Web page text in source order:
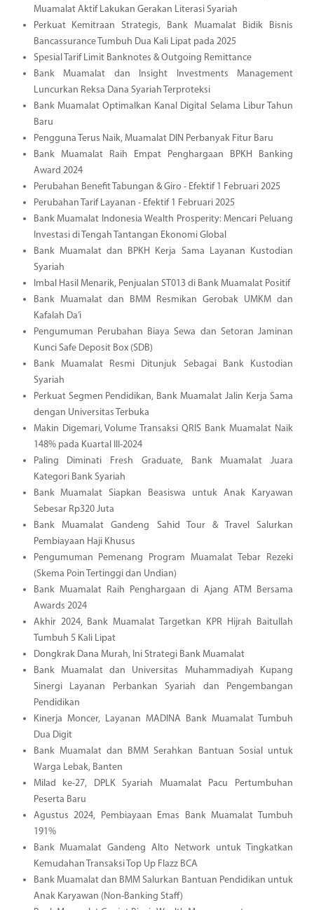
Muamalat Aktif Lakukan Gerakan Literasi Syariah
Perkuat Kemitraan Strategis, Bank Muamalat Bidik Bisnis
Bancassurance Tumbuh Dua Kali Lipat pada 2025
Spesial Tarif Limit Banknotes & Outgoing Remittance
Bank Muamalat dan Insight Investments Management
Luncurkan Reksa Dana Syariah Terproteksi
Bank Muamalat Optimalkan Kanal Digital Selama Libur Tahun
Baru
Pengguna Terus Naik, Muamalat DIN Perbanyak Fitur Baru
Bank Muamalat Raih Empat Penghargaan BPKH Banking
Award 2024
Perubahan Benefit Tabungan & Giro - Efektif 1 Februari 2025
Perubahan Tarif Layanan - Efektif 1 Februari 2025
Bank Muamalat Indonesia Wealth Prosperity: Mencari Peluang
Investasi di Tengah Tantangan Ekonomi Global
Bank Muamalat dan BPKH Kerja Sama Layanan Kustodian
Syariah
Imbal Hasil Menarik, Penjualan ST013 di Bank Muamalat Positif
Bank Muamalat dan BMM Resmikan Gerobak UMKM dan
Kafalah Da’i
Pengumuman Perubahan Biaya Sewa dan Setoran Jaminan
Kunci Safe Deposit Box (SDB)
Bank Muamalat Resmi Ditunjuk Sebagai Bank Kustodian
Syariah
Perkuat Segmen Pendidikan, Bank Muamalat Jalin Kerja Sama
dengan Universitas Terbuka
Makin Digemari, Volume Transaksi QRIS Bank Muamalat Naik
148% pada Kuartal III-2024
Paling Diminati Fresh Graduate, Bank Muamalat Juara
Kategori Bank Syariah
Bank Muamalat Siapkan Beasiswa untuk Anak Karyawan
Sebesar Rp320 Juta
Bank Muamalat Gandeng Sahid Tour & Travel Salurkan
Pembiayaan Haji Khusus
Pengumuman Pemenang Program Muamalat Tebar Rezeki
(Skema Poin Tertinggi dan Undian)
Bank Muamalat Raih Penghargaan di Ajang ATM Bersama
Awards 2024
Akhir 2024, Bank Muamalat Targetkan KPR Hijrah Baitullah
Tumbuh 5 Kali Lipat
Dongkrak Dana Murah, Ini Strategi Bank Muamalat
Bank Muamalat dan Universitas Muhammadiyah Kupang
Sinergi Layanan Perbankan Syariah dan Pengembangan
Pendidikan
Kinerja Moncer, Layanan MADINA Bank Muamalat Tumbuh
Dua Digit
Bank Muamalat dan BMM Serahkan Bantuan Sosial untuk
Warga Lebak, Banten
Milad ke-27, DPLK Syariah Muamalat Pacu Pertumbuhan
Peserta Baru
Agustus 2024, Pembiayaan Emas Bank Muamalat Tumbuh
191%
Bank Muamalat Gandeng Alto Network untuk Tingkatkan
Kemudahan Transaksi Top Up Flazz BCA
Bank Muamalat dan BMM Salurkan Bantuan Pendidikan untuk
Anak Karyawan (Non-Banking Staff)